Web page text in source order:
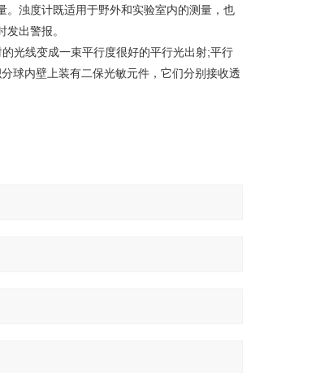
浊度计既适用于野外和实验室内的测量，也
出警报。
光线变成一束平行度很好的平行光出射;平行
球内壁上装有二保光敏元件，它们分别接收透